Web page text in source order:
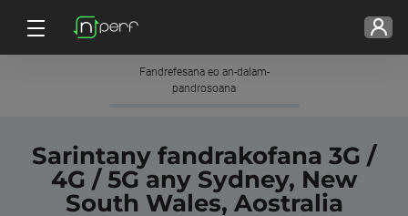
Fandrefesana eo an-dalam-
pandrosoana
Sarintany fandrakofana 3G /
4G / 5G any Sydney, New
South Wales, Aostralia